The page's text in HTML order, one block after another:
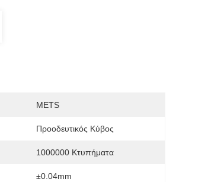
METS
Προοδευτικός Κύβος
1000000 Κτυπήματα
±0.04mm